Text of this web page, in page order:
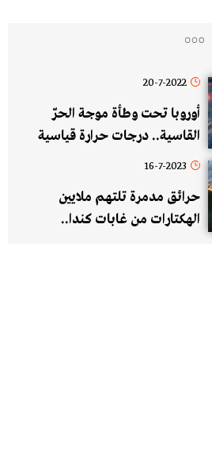
20-7-2022
أوروبا تحت وطأة موجة الحرّ
القاسية.. درجات حرارة قياسية
وحرائق هائلة ومئات الوفيات
16-7-2023
حرائق مدمرة تلتهم ملايين
الهكتارات من غابات كندا..